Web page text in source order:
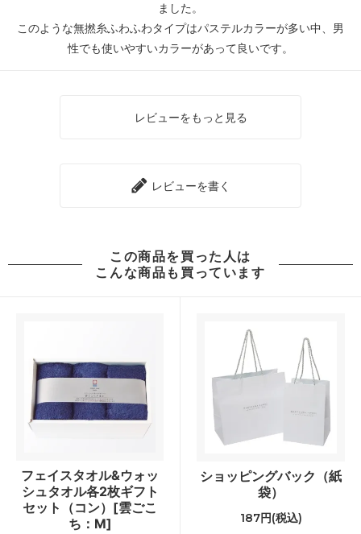
ました。
このような無撚糸ふわふわタイプはパステルカラーが多い中、男
性でも使いやすいカラーがあって良いです。
レビューをもっと見る
レビューを書く
この商品を買った人は
こんな商品も買っています
フェイスタオル&ウォッ
シュタオル各2枚ギフト
セット（コン）[雲ごこ
ち：M]
ショッピングバック（紙
袋）
187円(税込)